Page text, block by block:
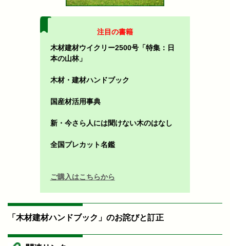
注目の書籍
木材建材ウイクリー2500号「特集：日
本の山林」
木材・建材ハンドブック
国産材活用事典
新・今さら人には聞けない木のはなし
全国プレカット名鑑
ご購入はこちらから
「木材建材ハンドブック」のお詫びと訂正